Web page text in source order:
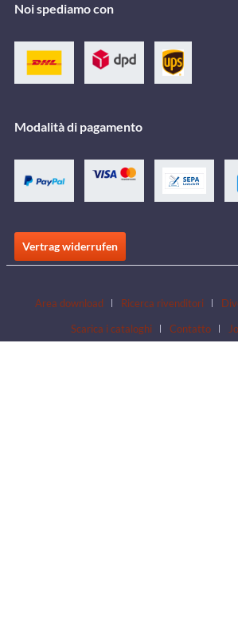
Noi spediamo con
Modalità di pagamento
Vertrag widerrufen
Area download Ricerca rivenditori
Scarica i cataloghi
Contatto